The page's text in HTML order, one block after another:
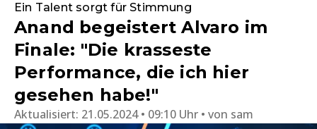
Ein Talent sorgt für Stimmung
Anand begeistert Alvaro im
Finale: "Die krasseste
Performance, die ich hier
gesehen habe!"
Aktualisiert: 21.05.2024 • 09:10 Uhr von sam